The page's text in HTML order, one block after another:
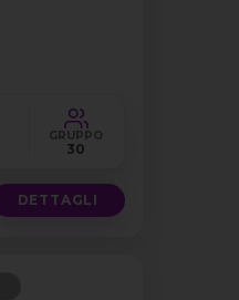
GRUPPO
30
DETTAGLI